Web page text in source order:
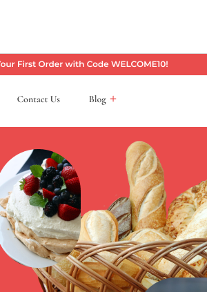
Tema
comerciais pagas
Versão
Última atualização
Instalações ativas
Versão do
Versão do PHP
Página inicial do